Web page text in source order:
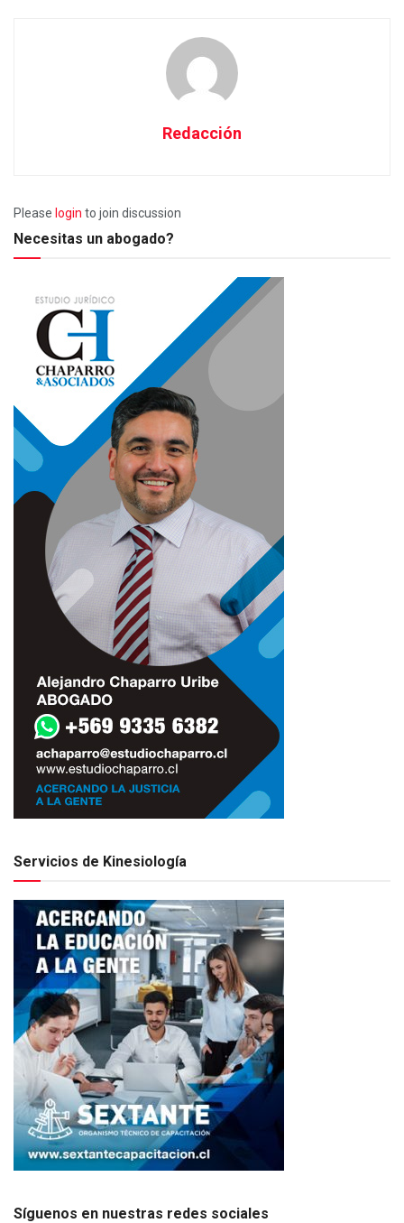
Redacción
Please login to join discussion
Necesitas un abogado?
Servicios de Kinesiología
Síguenos en nuestras redes sociales